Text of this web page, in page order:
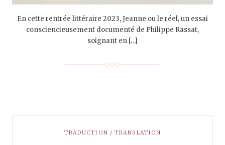
En cette rentrée littéraire 2023, Jeanne ou le réel, un essai
consciencieusement documenté de Philippe Rassat,
soignant en […]
TRADUCTION / TRANSLATION